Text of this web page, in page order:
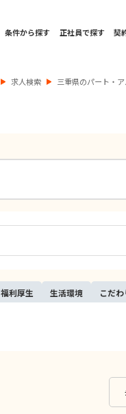
条件から探す 正社員で探す 契
求人検索 三重県のパート・
福利厚生 生活環境 こだわ